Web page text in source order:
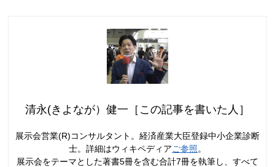
清永(きよなが）健一［この記事を書いた人］
展示会営業(R)コンサルタント。経済産業大臣登録中小企業診断
士。詳細はウィキペディアご参照。
展示会をテーマとした著書5冊を含む合計7冊を執筆し、すべて